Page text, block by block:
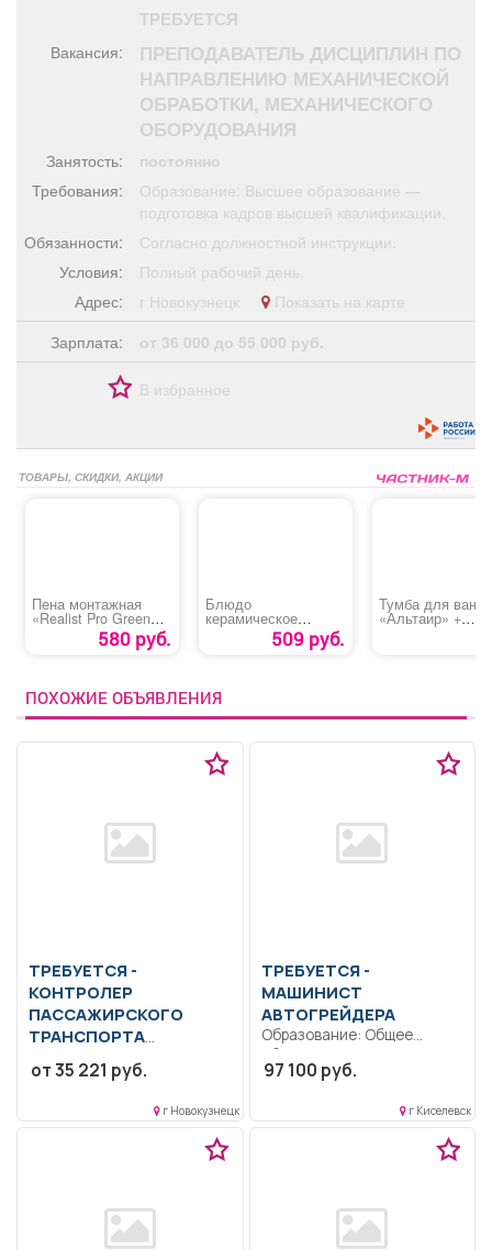
Обучение
Поздравления
Я - пенсионер
ТРЕБУЕТСЯ
Вакансия:
ПРЕПОДАВАТЕЛЬ ДИСЦИПЛИН ПО
НАПРАВЛЕНИЮ МЕХАНИЧЕСКОЙ
ОБРАБОТКИ, МЕХАНИЧЕСКОГО
ОБОРУДОВАНИЯ
Занятость:
постоянно
Требования:
Образование: Высшее образование —
подготовка кадров высшей квалификации.
Обязанности:
Согласно должностной инструкции.
Условия:
Полный рабочий день.
Адрес:
г Новокузнецк
Показать на карте
Зарплата:
от 36 000 до 55 000 руб.
В избранное
ТОВАРЫ, СКИДКИ, АКЦИИ
Пена монтажная
«Realist Pro Green
580 руб.
Блюдо
керамическое
«Ляган Узоры»509 руб.
Тумба для
«Альтаир» +
Раковина
ПОХОЖИЕ ОБЪЯВЛЕНИЯ
ТРЕБУЕТСЯ -
КОНТРОЛЕР
ПАССАЖИРСКОГО
ТРАНСПОРТА
профессиональное
пассажирского транспорта:
от 35 221 руб.
г Новокузнецк
ТРЕБУЕТСЯ -
МАШИНИСТ
АВТОГРЕЙДЕРА
Образование: Общее
образование.. Выполнение
механизированных работ с
97 100 руб.
г Киселевск